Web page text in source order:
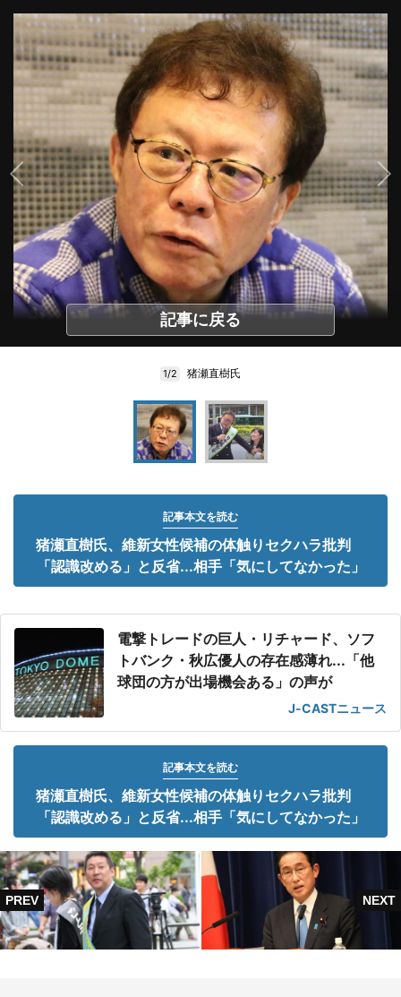
記事に戻る
1/2 猪瀬直樹氏
記事本文を読む
猪瀬直樹氏、維新女性候補の体触りセクハラ批判
「認識改める」と反省...相手「気にしてなかった」
電撃トレードの巨人・リチャード、ソフ
トバンク・秋広優人の存在感薄れ...「他
球団の方が出場機会ある」の声が
J-CASTニュース
記事本文を読む
猪瀬直樹氏、維新女性候補の体触りセクハラ批判
「認識改める」と反省...相手「気にしてなかった」